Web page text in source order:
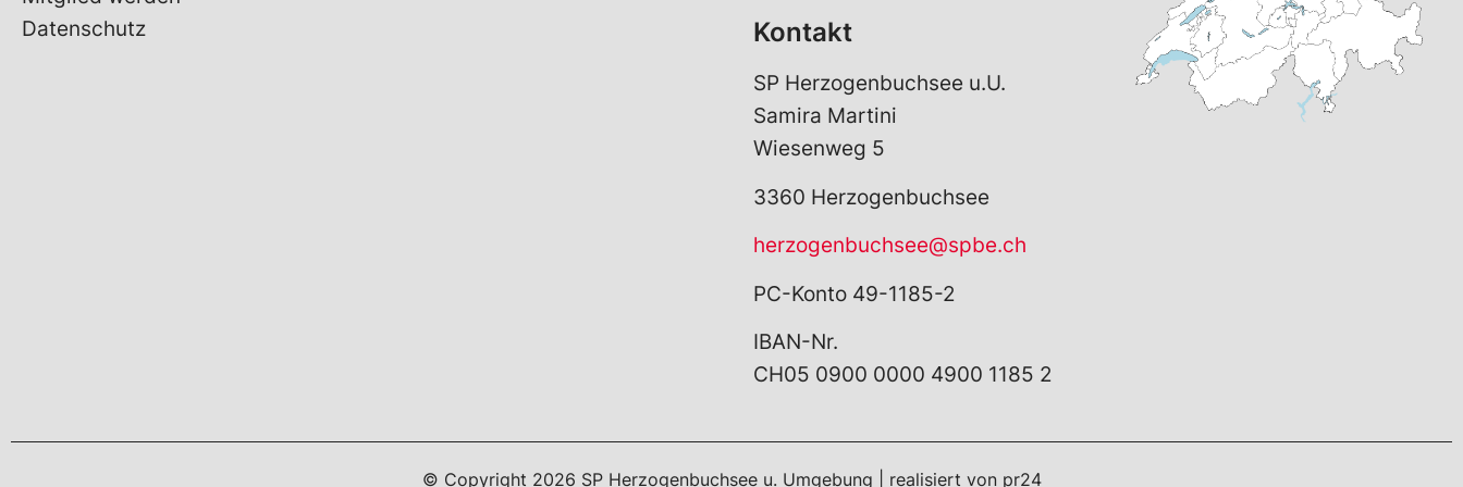
Datenschutz
Kontakt
SP Herzogenbuchsee u.U.
Samira Martini
Wiesenweg 5
3360 Herzogenbuchsee
herzogenbuchsee@spbe.ch
PC-Konto 49-1185-2
IBAN-Nr.
CH05 0900 0000 4900 1185 2
© Copyright 2026 SP Herzogenbuchsee u. Umgebung | realisiert von pr24